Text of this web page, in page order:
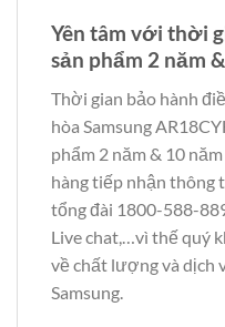
Yên tâm với thời
sản phẩm 2 năm
Thời gian bảo hành
hòa Samsung
phẩm 2 năm & 10
hàng tiếp nhận thông
tổng đài 1800-588-
Live chat,…vì thế quý
về chất lượng và dịch
Samsung.